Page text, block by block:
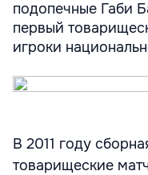
подопечные Габи
первый
игроки
В 2011 году
товарищеские